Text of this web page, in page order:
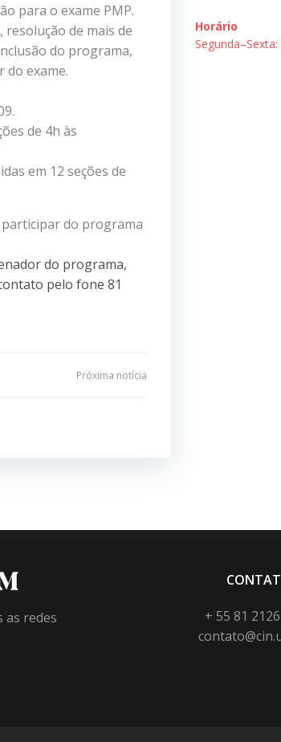
para o exame PMP.
de mais de
do programa,
exame.
de 4h às
em 12 seções de
do programa
do programa,
pelo fone 81
Próxima notícia
Horário
as redes
+ 55 81